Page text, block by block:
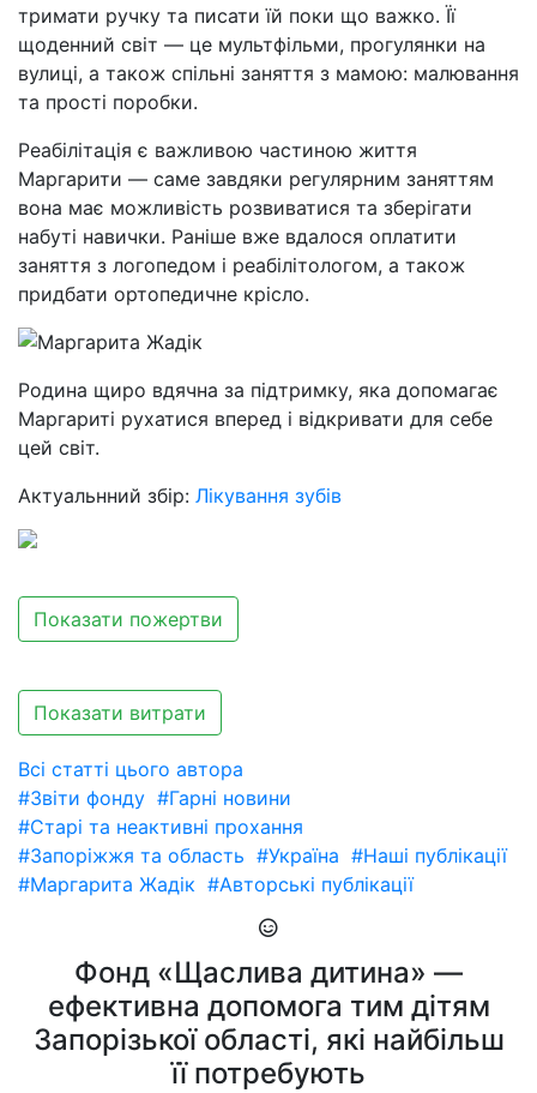
тримати ручку та писати їй поки що важко. Її
щоденний світ — це мультфільми, прогулянки на
вулиці, а також спільні заняття з мамою: малювання
та прості поробки.
Реабілітація є важливою частиною життя
Маргарити — саме завдяки регулярним заняттям
вона має можливість розвиватися та зберігати
набуті навички. Раніше вже вдалося оплатити
заняття з логопедом і реабілітологом, а також
придбати ортопедичне крісло.
Родина щиро вдячна за підтримку, яка допомагає
Маргариті рухатися вперед і відкривати для себе
цей світ.
Актуальнний збір: Лікування зубів
Показати пожертви
Показати витрати
Всі статті цього автора
#Звіти фонду #Гарні новини
#Старі та неактивні прохання
#Запоріжжя та область #Україна #Наші публікації
#Маргарита Жадік #Авторські публікації
Фонд «Щаслива дитина» —
ефективна допомога тим дітям
Запорізької області, які найбільш
її потребують